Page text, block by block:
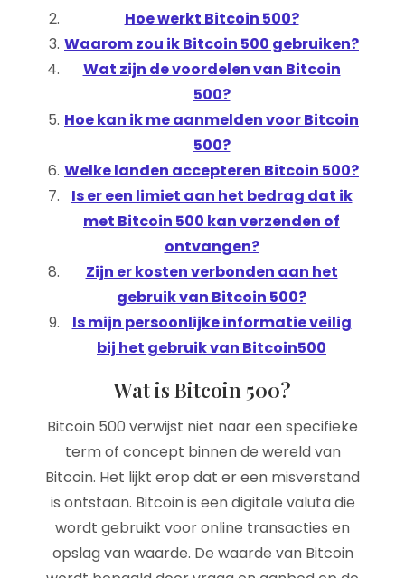
Hoe werkt Bitcoin 500?
Waarom zou ik Bitcoin 500 gebruiken?
Wat zijn de voordelen van Bitcoin
500?
Hoe kan ik me aanmelden voor Bitcoin
500?
Welke landen accepteren Bitcoin 500?
Is er een limiet aan het bedrag dat ik
met Bitcoin 500 kan verzenden of
ontvangen?
Zijn er kosten verbonden aan het
gebruik van Bitcoin 500?
Is mijn persoonlijke informatie veilig
bij het gebruik van Bitcoin500
Wat is Bitcoin 500?
Bitcoin 500 verwijst niet naar een specifieke
term of concept binnen de wereld van
Bitcoin. Het lijkt erop dat er een misverstand
is ontstaan. Bitcoin is een digitale valuta die
wordt gebruikt voor online transacties en
opslag van waarde. De waarde van Bitcoin